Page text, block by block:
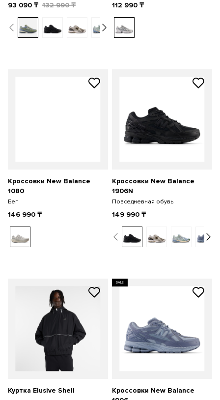
93 090 ₸ 132 990₸ 112 990 ₸
Кроссовки New Balance
1080
Бег
146 990 ₸
Кроссовки New Balance
1906N
Повседневная обувь
149 990 ₸
Куртка Elusive Shell
SALE
Кроссовки New Balance